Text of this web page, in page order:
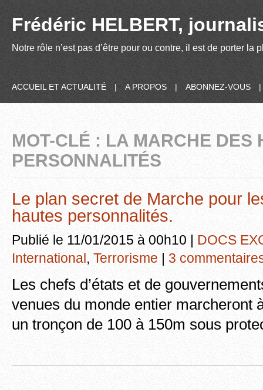
Frédéric HELBERT,
Notre rôle n’est pas d’être pour ou contre, il est de porter
ACCUEIL ET ACTUALITÉ | A PROPOS | ABONNEZ-VOUS |
MOT-CLÉ : LA MARCHE DES
PERSONNALITÉS
Le plan secret de Marche pour
hautes personnalités.
Publié le 11/01/2015 à 00h10 | DOCS
International, Terrorisme | 3
Les chefs d’états et de
venues du monde entier marcheront
un tronçon de 100 à 150m sous